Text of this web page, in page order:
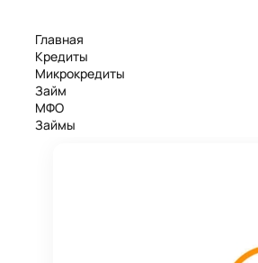
Главная
Кредиты
Микрокредиты
Займ
МФО
Займы